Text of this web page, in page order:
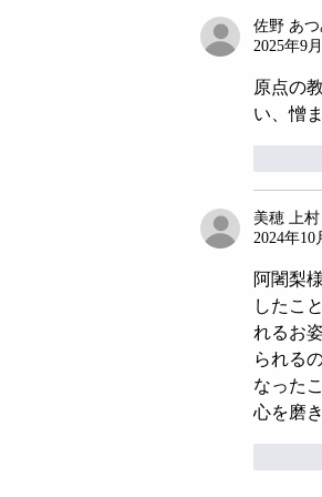
佐野 あ
2025年9
原点の
い、憎
美穂 上村
2024年10
阿闍梨
したこ
れるお
られる
なった
心を磨